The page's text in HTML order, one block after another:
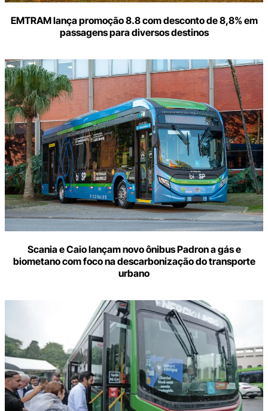
EMTRAM lança promoção 8.8 com desconto de 8,8% em
passagens para diversos destinos
Scania e Caio lançam novo ônibus Padron a gás e
biometano com foco na descarbonização do transporte
urbano